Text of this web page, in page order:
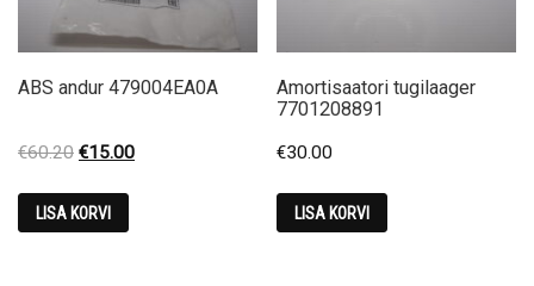
ABS andur 479004EA0A
€60.20 Original
was:
€60.20.
€15.00Current
LISA KORVI
Amortisaatori tugilaager
7701208891
€30.00
LISA KORVI